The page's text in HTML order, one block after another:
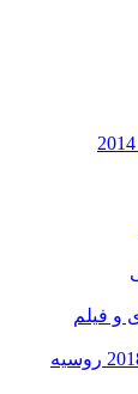
و فیلم